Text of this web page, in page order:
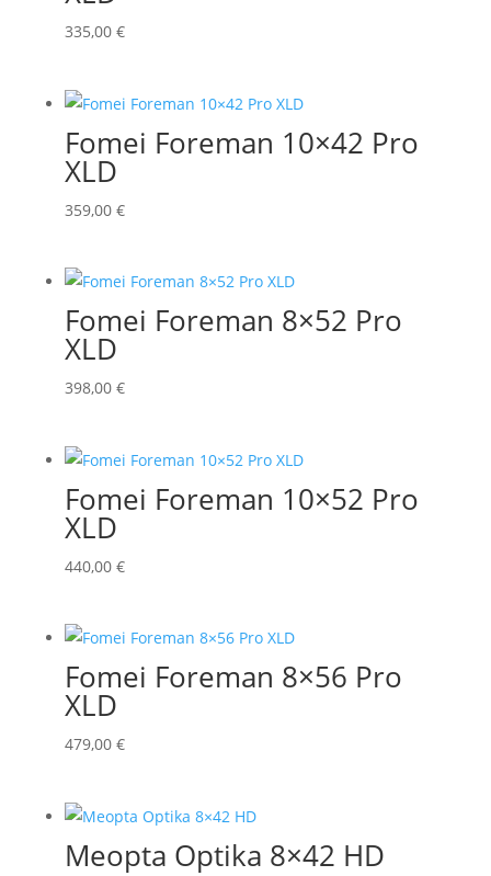
335,00 €
Fomei Foreman 10×42 Pro
XLD
359,00 €
Fomei Foreman 8×52 Pro
XLD
398,00 €
Fomei Foreman 10×52 Pro
XLD
440,00 €
Fomei Foreman 8×56 Pro
XLD
479,00 €
Meopta Optika 8×42 HD